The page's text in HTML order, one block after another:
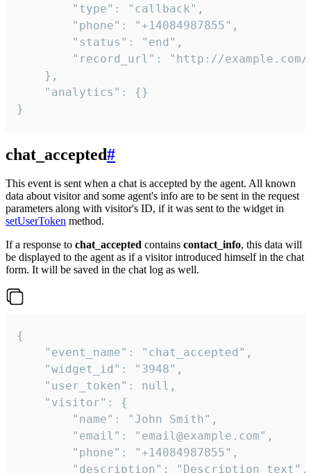
        "type": "callback",
        "phone": "+14084987855",
        "status": "end",
"record_url": "http://
    },
    "analytics": {}
}
chat_accepted#
This event is sent when a chat is accepted by the agent. All known
data about visitor and some agent's info are to be sent in the request
parameters along with visitor's ID, if it was sent to the widget in
setUserToken method.
If a response to chat_accepted contains contact_info, this data will
be displayed to the agent as if a visitor introduced himself in the chat
form. It will be saved in the chat log as well.
{
    "event_name": "chat_accepted",
    "widget_id": "3948",
    "user_token": null,
    "visitor": {
        "name": "John Smith",
        "email": "email@example.com",
        "phone": "+14084987855",
        "description": "Description text",